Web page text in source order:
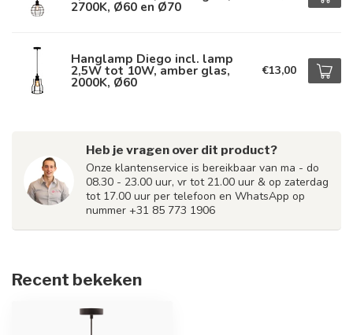
2700K, Ø60 en Ø70
Hanglamp Diego incl. lamp
2,5W tot 10W, amber glas,
2000K, Ø60
€13,00
Heb je vragen over dit product?
Onze klantenservice is bereikbaar van ma - do
08.30 - 23.00 uur, vr tot 21.00 uur & op zaterdag
tot 17.00 uur per telefoon en WhatsApp op
nummer +31 85 773 1906
Recent bekeken